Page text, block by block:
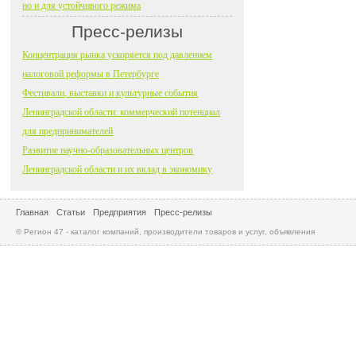
но и для устойчивого режима
Пресс-релизы
Концентрация рынка ускоряется под давлением
налоговой реформы в Петербурге
Фестивали, выставки и культурные события
Ленинградской области: коммерческий потенциал
для предпринимателей
Развитие научно-образовательных центров
Ленинградской области и их вклад в экономику
Главная Статьи Предприятия Пресс-релизы
© Регион 47 - каталог компаний, производители товаров и услуг, объявления